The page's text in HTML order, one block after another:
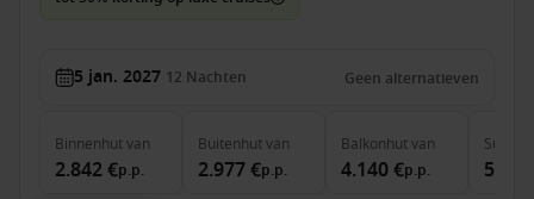
5 jan. 2027 12 Nachten Geen alternatieven
Binnenhutvan
2.842 €p.p.
Buitenhutvan
2.977 €p.p.
Balkonhutvan
4.140 €p.p.
Suite